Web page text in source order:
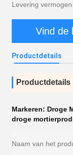
Levering
Vind de
Productdetails
Productdetails
Markeren: Droge
droge
Naam van het